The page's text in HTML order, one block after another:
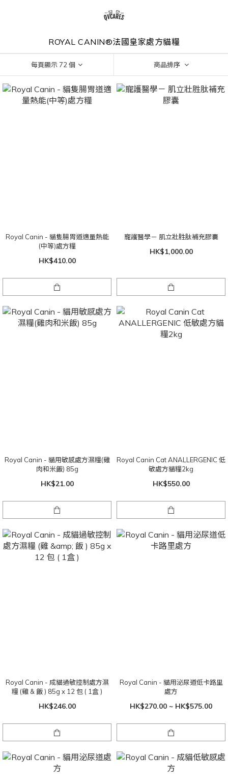
ROYAL CANIN®法國皇家處方貓糧
每頁顯示 72 個 商品排序
Royal Canin - 貓隻腸胃道適量熱能
(中等)處方糧
HK$410.00
寵護醫學－ 肌立壯胜肽補充膠囊
HK$1,000.00
Royal Canin - 貓用敏感處方濕糧(雞
肉和米飯) 85g
HK$21.00
Royal Canin Cat ANALLERGENIC 低
敏處方貓糧2kg
HK$550.00
Royal Canin - 成貓過敏控制處方濕
糧 (雞 & 飯 ) 85g x 12 包 ( 1盒 )
HK$246.00
Royal Canin - 貓用泌尿道低卡路里
處方
HK$270.00 ~ HK$575.00